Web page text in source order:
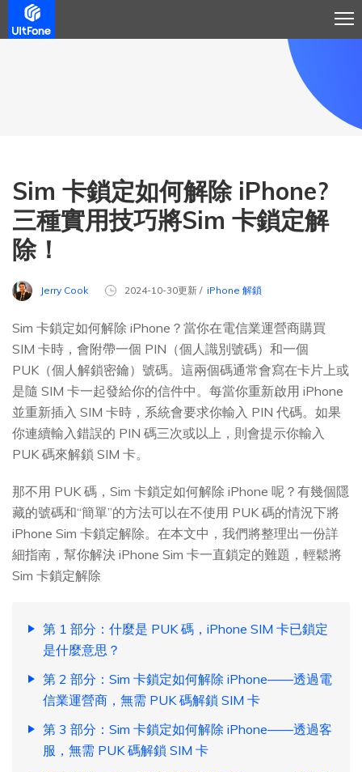
Sim 卡鎖定如何解除 iPhone?
三種實用技巧將Sim 卡鎖定解
除！
Jerry Cook 2024-10-30更新 / iPhone 解鎖
Sim 卡鎖定如何解除 iPhone？當你在電信業運營商購買
SIM 卡時，會附帶一個 PIN（個人識別號碼）和一個
PUK（個人解鎖密鑰）號碼。這兩個碼通常會寫在卡片上或
是隨 SIM 卡一起發給你的信件中。每當你重新啟用 iPhone
並重新插入 SIM 卡時，系統會要求你輸入 PIN 代碼。如果
你連續輸入錯誤的 PIN 碼三次或以上，則會提示你輸入
PUK 碼來解鎖 SIM 卡。
那不用 PUK 碼，Sim 卡鎖定如何解除 iPhone 呢？有幾個隱
藏的號碼和“簡單”的方法可以在不使用 PUK 碼的情況下將
iPhone Sim 卡鎖定解除。在本文中，我們將整理出一份詳
細指南，幫你解決 iPhone Sim 卡一直鎖定的難題，輕鬆將
Sim 卡鎖定解除
第 1 部分：什麼是 PUK 碼，iPhone SIM 卡已鎖定
是什麼意思？
第 2 部分：Sim 卡鎖定如何解除 iPhone——透過電
信業運營商，無需 PUK 碼解鎖 SIM 卡
第 3 部分：Sim 卡鎖定如何解除 iPhone——透過客
服，無需 PUK 碼解鎖 SIM 卡